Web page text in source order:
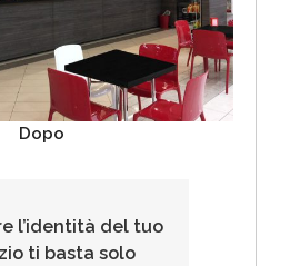
Dopo
l’identità del tuo
ti basta solo